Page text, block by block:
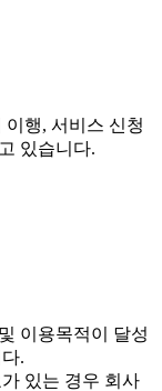
행, 서비스 신청
있습니다.
이용목적이 달성
.
있는 경우 회사